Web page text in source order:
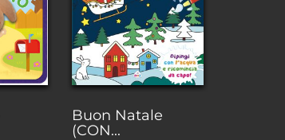
Buon Natale
(CON...